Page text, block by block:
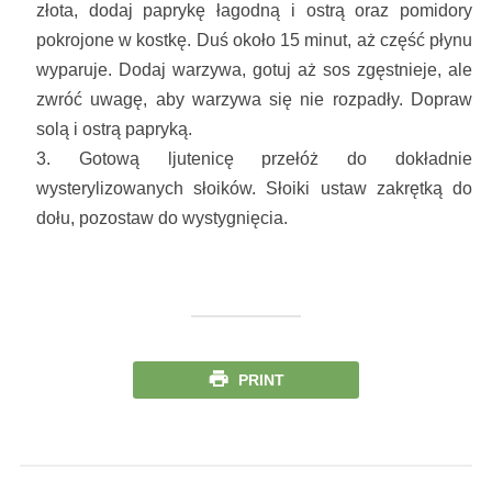
złota, dodaj paprykę łagodną i ostrą oraz pomidory
pokrojone w kostkę. Duś około 15 minut, aż część płynu
wyparuje. Dodaj warzywa, gotuj aż sos zgęstnieje, ale
zwróć uwagę, aby warzywa się nie rozpadły. Dopraw
solą i ostrą papryką.
Gotową ljutenicę przełóż do dokładnie
wysterylizowanych słoików. Słoiki ustaw zakrętką do
dołu, pozostaw do wystygnięcia.
PRINT